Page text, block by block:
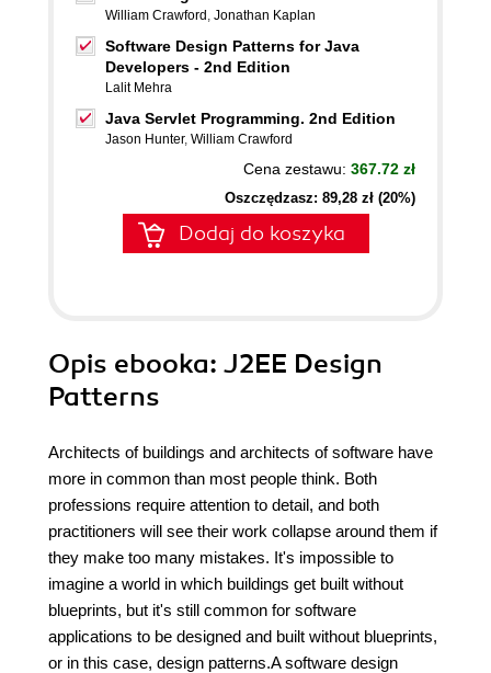
William Crawford , Jonathan Kaplan
Software Design Patterns for Java
Developers - 2nd Edition
Lalit Mehra
Java Servlet Programming. 2nd Edition
Jason Hunter, William Crawford
Cena zestawu: 367.72 zł
Oszczędzasz: 89,28 zł (20%)
Dodaj do koszyka
Opis ebooka: J2EE Design
Patterns
Architects of buildings and architects of software have
more in common than most people think. Both
professions require attention to detail, and both
practitioners will see their work collapse around them if
they make too many mistakes. It's impossible to
imagine a world in which buildings get built without
blueprints, but it's still common for software
applications to be designed and built without blueprints,
or in this case, design patterns.A software design